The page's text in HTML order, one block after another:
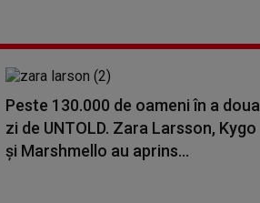
Peste 130.000 de oameni în a doua
zi de UNTOLD. Zara Larsson, Kygo
și Marshmello au aprins...